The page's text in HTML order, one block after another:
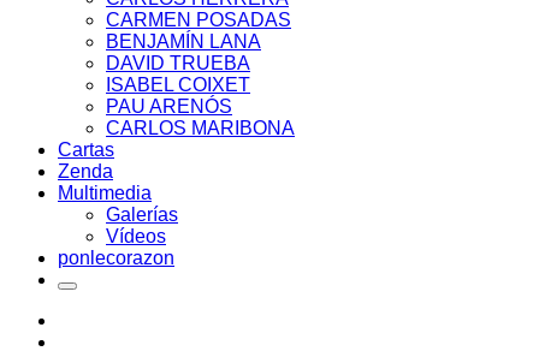
CARMEN POSADAS
BENJAMÍN LANA
DAVID TRUEBA
ISABEL COIXET
PAU ARENÓS
CARLOS MARIBONA
Cartas
Zenda
Multimedia
Galerías
Vídeos
ponlecorazon